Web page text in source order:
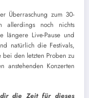
Überraschung zum 30-
allerdings noch nichts
längere Live-Pause und
natürlich die Festivals,
den letzten Proben zu
Konzerten
die Zeit für dieses